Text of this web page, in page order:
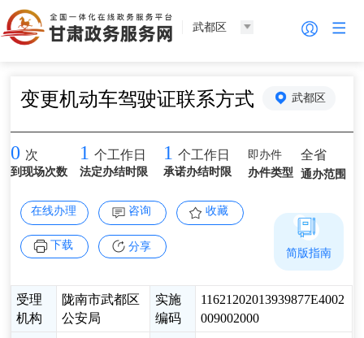
武都区
变更机动车驾驶证联系方式 武都区
0 次
到现场次数
1 个工作日
法定办结时限
1 个工作日
承诺办结时限
即办件
办件类型
全省
通办范围
在线办理 咨询 收藏
下载 分享
受理
机构
陇南市武都区
公安局
实施
编码
11621202013939877E4002
009002000
简版指南